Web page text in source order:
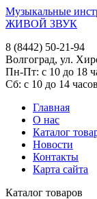
Музыкальные
ЖИВОЙ ЗВУК
8 (8442) 50-21-94
Волгоград, ул.
Пн-Пт: с 10 до 18
Сб: с 10 до 14
Главная
О нас
Каталог
Новости
Контакты
Карта сайта
Каталог товаров